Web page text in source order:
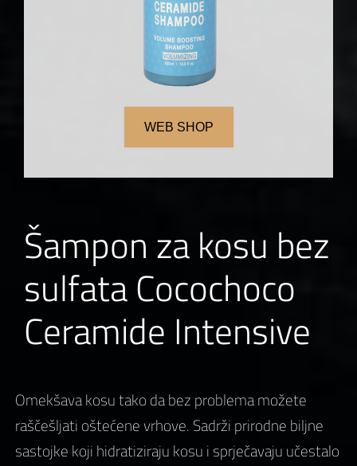
WEB SHOP
Šampon za kosu bez
sulfata Cocochoco
Ceramide Intensive
Omekšava kosu tako da bez problema možete
raščešljati oštećene vrhove. Sadrži prirodne biljne
sastojke koji hidratiziraju kosu i sprječavaju učestalo